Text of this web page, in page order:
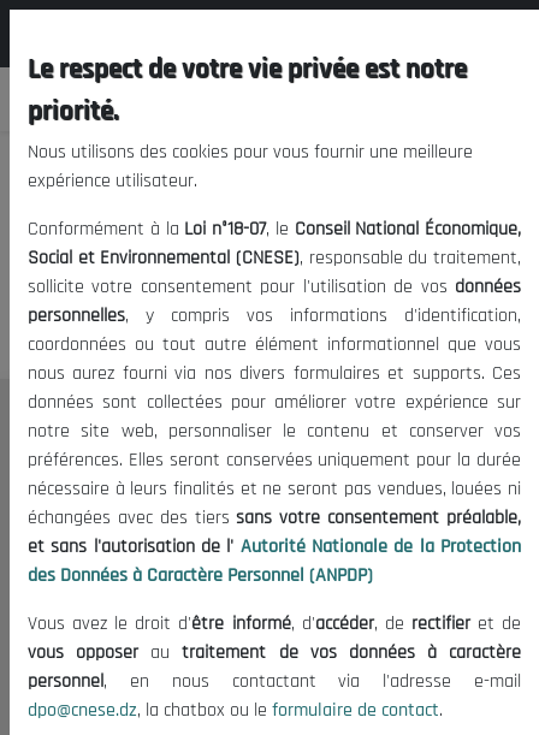
Nous vous prions de nous
excuser, mais l'accès à ce
contenu est restreint.
Le CNESE
A Propos
Le président
Organisation
Publications
Informations utiles
Appels d'offres et Consultations
Mentions Légales
Le respect de votre vie privée est notre
priorité.
Nous utilisons des cookies pour vous fournir une meilleure
expérience utilisateur.
Conformément à la Loi n°18-07, le Conseil National Économique,
Social et Environnemental (CNESE), responsable du traitement,
sollicite votre consentement pour l'utilisation de vos données
personnelles, y compris vos informations d'identification,
coordonnées ou tout autre élément informationnel que vous
nous aurez fourni via nos divers formulaires et supports. Ces
données sont collectées pour améliorer votre expérience sur
notre site web, personnaliser le contenu et conserver vos
préférences. Elles seront conservées uniquement pour la durée
nécessaire à leurs finalités et ne seront pas vendues, louées ni
échangées avec des tierssans votre consentement préalable,
et sans l'autorisation de l' Autorité Nationale de la Protection
des Données à Caractère Personnel (ANPDP)
Vous avez le droit d'être informé, d'accéder, de rectifieret de
vous opposerautraitement de vos données à caractère
personnel, en nous contactant via l'adresse e-mail
dpo@cnese.dz, la chatbox ou le formulaire de contact.